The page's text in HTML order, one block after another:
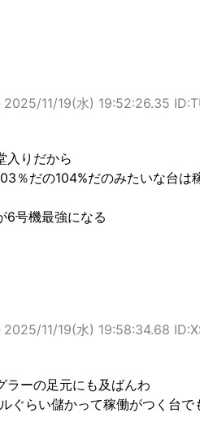
2025/11/19(水) 19:52:26.35
入りだから
％だの104%だのみたいな台は
6号機最強になる
2025/11/19(水) 19:58:34.68
ラーの足元にも及ばんわ
ぐらい儲かって稼働がつく台